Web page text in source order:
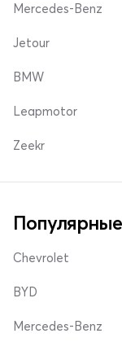
Mercedes-Benz
Jetour
BMW
Leapmotor
Zeekr
Chevrolet
BYD
Mercedes-Benz